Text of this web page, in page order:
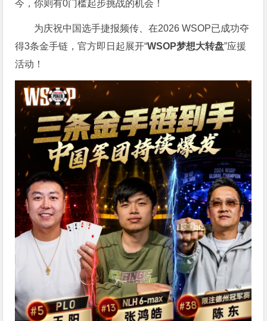
今，你则有0门槛起步挑战的机会！
为庆祝中国选手捷报频传、在2026 WSOP已成功夺
得3条金手链，官方即日起展开“WSOP梦想大转盘”应援
活动！